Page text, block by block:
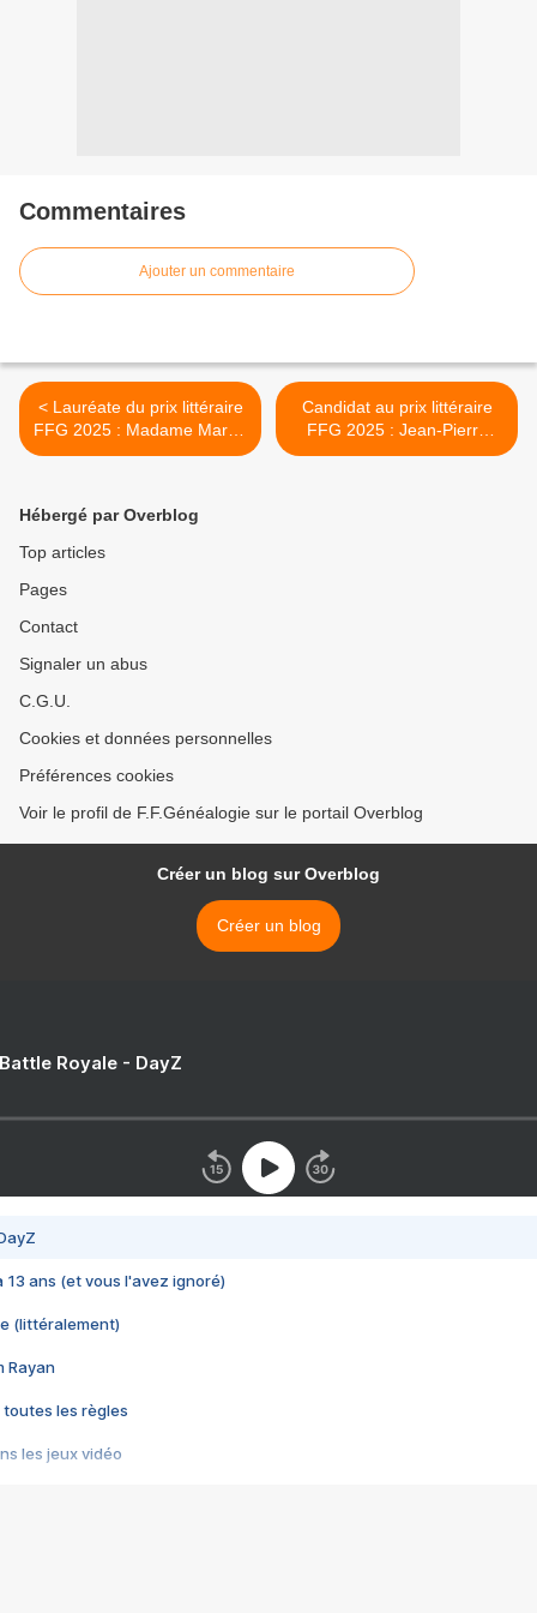
Commentaires
Ajouter un commentaire
< Lauréate du prix littéraire
FFG 2025 : Madame Marie-
Françoise Bizieux-Ouine
Candidat au prix littéraire
FFG 2025 : Jean-Pierre
Mazery >
Hébergé par Overblog
Top articles
Pages
Contact
Signaler un abus
C.G.U.
Cookies et données personnelles
Préférences cookies
Voir le profil de F.F.Généalogie sur le portail Overblog
Créer un blog sur Overblog
Créer un blog
Royale - DayZ
13 ans (et vous l'avez ignoré)
(littéralement)
Rayan
toutes les règles
les jeux vidéo